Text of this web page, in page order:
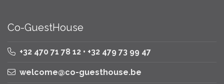
Co-GuestHouse
+32 470 71 78 12 • +32 479 73 99 47
welcome@co-guesthouse.be